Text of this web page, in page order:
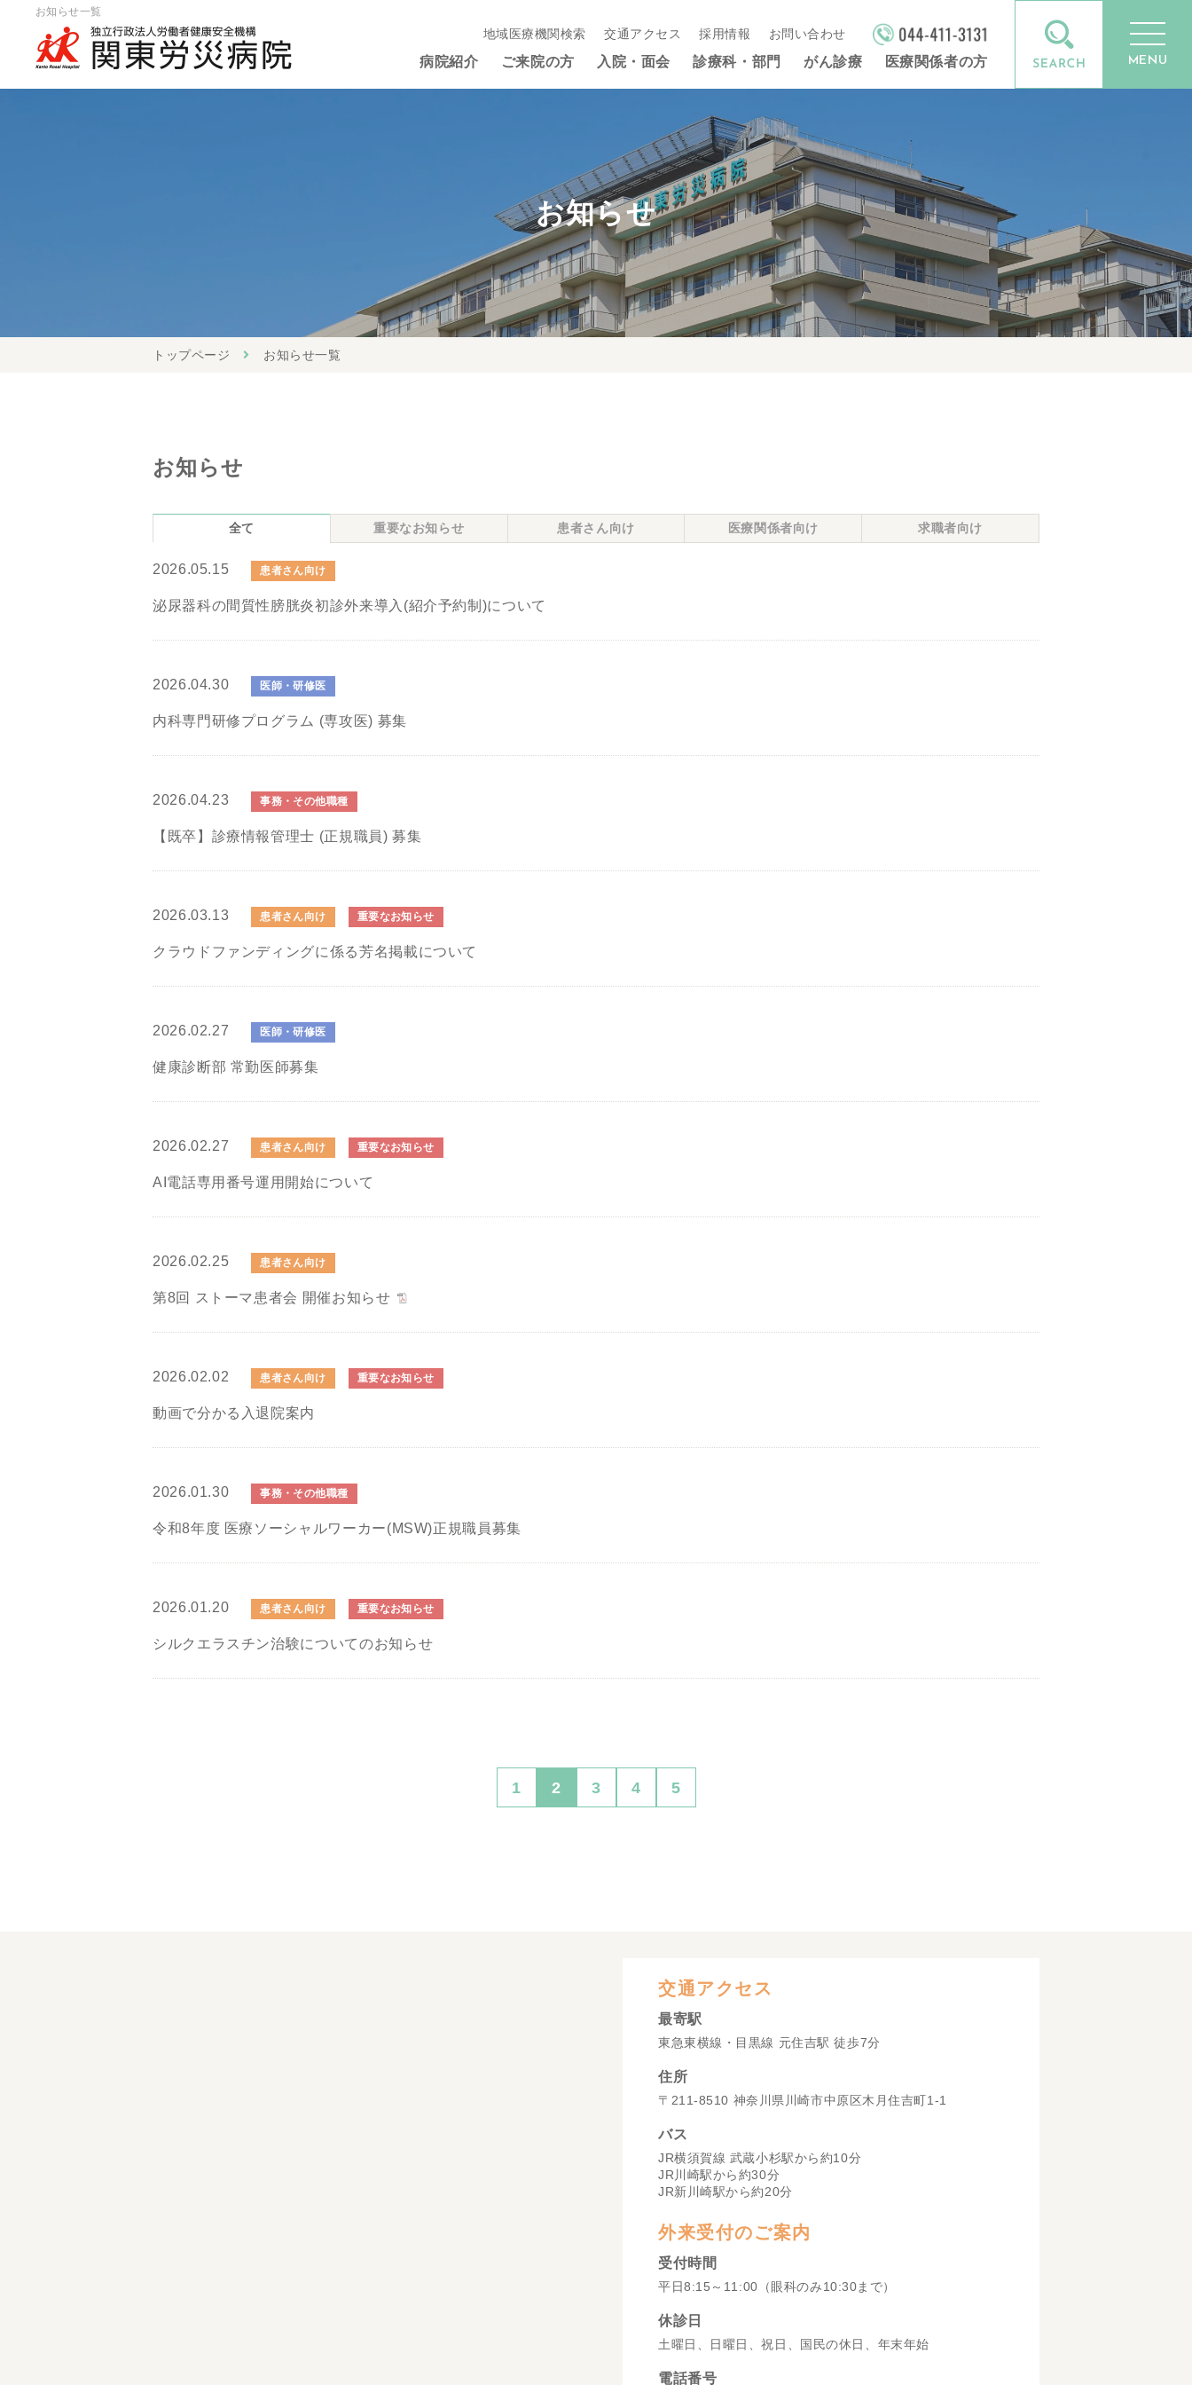
お知らせ一覧
地域医療機関検索 交通アクセス 採用情報 お問い合わせ
病院紹介 ご来院の方 入院・面会 診療科・部門 がん診療 医療関係者の方 MENU
お知らせ
トップページ お知らせ一覧
お知らせ
全て 重要なお知らせ 患者さん向け 医療関係者向け 求職者向け
2026.05.15 患者さん向け
泌尿器科の間質性膀胱炎初診外来導入(紹介予約制)について
2026.04.30 医師・研修医
内科専門研修プログラム (専攻医) 募集
2026.04.23 事務・その他職種
【既卒】診療情報管理士 (正規職員) 募集
2026.03.13 患者さん向け 重要なお知らせ
クラウドファンディングに係る芳名掲載について
2026.02.27 医師・研修医
健康診断部 常勤医師募集
2026.02.27 患者さん向け 重要なお知らせ
AI電話専用番号運用開始について
2026.02.25 患者さん向け
第8回 ストーマ患者会 開催お知らせ
2026.02.02 患者さん向け 重要なお知らせ
動画で分かる入退院案内
2026.01.30 事務・その他職種
令和8年度 医療ソーシャルワーカー(MSW)正規職員募集
2026.01.20 患者さん向け 重要なお知らせ
シルクエラスチン治験についてのお知らせ
1 2 3 4 5
交通アクセス
最寄駅
東急東横線・目黒線 元住吉駅 徒歩7分
住所
〒211-8510 神奈川県川崎市中原区木月住吉町1-1
バス
JR横須賀線 武蔵小杉駅から約10分
JR川崎駅から約30分
JR新川崎駅から約20分
外来受付のご案内
受付時間
平日8:15～11:00（眼科のみ10:30まで）
休診日
土曜日、日曜日、祝日、国民の休日、年末年始
電話番号